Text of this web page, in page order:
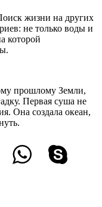
жизни на других
не только воды и
которой
прошлому Земли,
Первая суша не
Она создала океан,